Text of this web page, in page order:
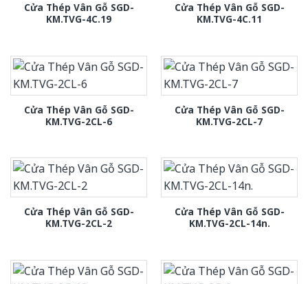
Cửa Thép Vân Gỗ SGD-
KM.TVG-4C.19
Cửa Thép Vân Gỗ SGD-
KM.TVG-4C.11
Cửa Thép Vân Gỗ SGD-
KM.TVG-2CL-6
Cửa Thép Vân Gỗ SGD-
KM.TVG-2CL-7
Cửa Thép Vân Gỗ SGD-
KM.TVG-2CL-2
Cửa Thép Vân Gỗ SGD-
KM.TVG-2CL-14n.